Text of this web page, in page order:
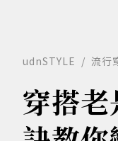
udnSTYLE 流行
穿搭